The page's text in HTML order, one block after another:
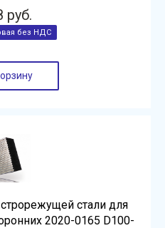
руб.
стали для
2020-0165 D100-